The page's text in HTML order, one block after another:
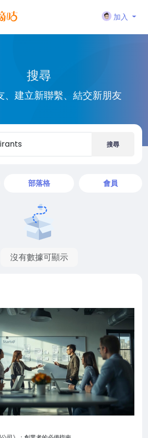
加入
搜尋
、建立新聯繫、結交新朋友
搜尋
部落格 會員
沒有數據可顯示